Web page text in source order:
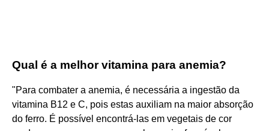
Qual é a melhor vitamina para anemia?
"Para combater a anemia, é necessária a ingestão da
vitamina B12 e C, pois estas auxiliam na maior absorção
do ferro. É possível encontrá-las em vegetais de cor